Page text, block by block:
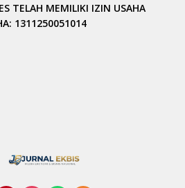
TELAH MEMILIKI IZIN USAHA
1311250051014